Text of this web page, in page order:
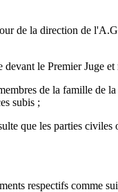
de la direction de
le Premier Juge et
de la famille de
subis ;
que les parties
respectifs comme